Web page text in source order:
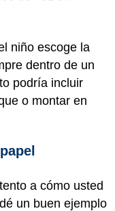
niño escoge la
dentro de un
podría incluir
o montar en
a cómo usted
un buen ejemplo